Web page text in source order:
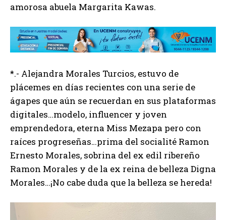
amorosa abuela Margarita Kawas.
*.- Alejandra Morales Turcios, estuvo de
plácemes en días recientes con una serie de
ágapes que aún se recuerdan en sus plataformas
digitales…modelo, influencer y joven
emprendedora, eterna Miss Mezapa pero con
raíces progreseñas…prima del socialité Ramon
Ernesto Morales, sobrina del ex edil ribereño
Ramon Morales y de la ex reina de belleza Digna
Morales…¡No cabe duda que la belleza se hereda!